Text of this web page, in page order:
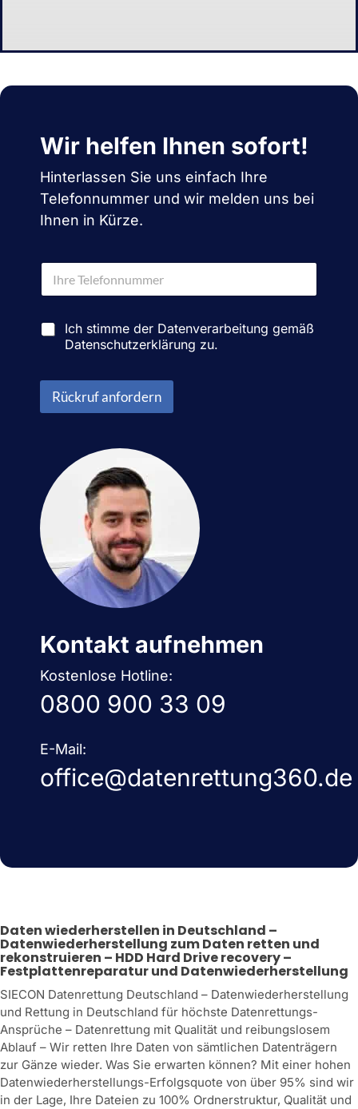
Wir helfen Ihnen sofort!
Hinterlassen Sie uns einfach Ihre
Telefonnummer und wir melden uns bei
Ihnen in Kürze.
T
l
fD
a
n
c
Ich stimme der Datenverarbeitung gemäß
Datenschutzerklärung zu.
Rückruf anfordern
Kontakt aufnehmen
Kostenlose Hotline:
0800 900 33 09
E-Mail:
office@datenrettung360.de
Daten wiederherstellen in Deutschland –
Datenwiederherstellung zum Daten retten und
rekonstruieren – HDD Hard Drive recovery –
Festplattenreparatur und Datenwiederherstellung
SIECON Datenrettung Deutschland – Datenwiederherstellung
und Rettung in Deutschland für höchste Datenrettungs-
Ansprüche – Datenrettung mit Qualität und reibungslosem
Ablauf – Wir retten Ihre Daten von sämtlichen Datenträgern
zur Gänze wieder. Was Sie erwarten können? Mit einer hohen
Datenwiederherstellungs-Erfolgsquote von über 95% sind wir
in der Lage, Ihre Dateien zu 100% Ordnerstruktur, Qualität und